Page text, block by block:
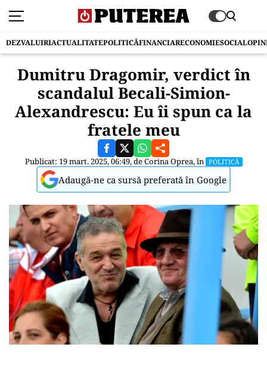
DEZVALUIRIACTUALITATEPOLITICĂFINANCIARECONOMIESOCIAL
Dumitru Dragomir, verdict în
scandalul Becali-Simion-
Alexandrescu: Eu îi spun ca la
fratele meu
Publicat: 19 mart. 2025, 06:49, deCorina Oprea, în POLITICĂ
Adaugă-ne ca sursă preferată în Google